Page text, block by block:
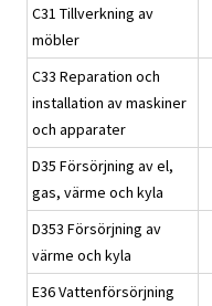
C31 Tillverkning av
möbler
C33 Reparation och
installation av maskiner
och apparater
D35 Försörjning av el,
gas, värme och kyla
D353 Försörjning av
värme och kyla
E36 Vattenförsörjning